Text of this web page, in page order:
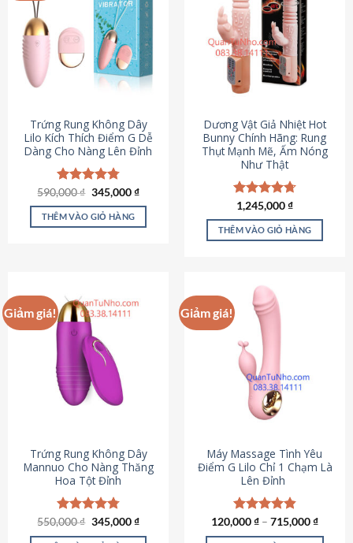
Trứng Rung Không Dây
Lilo Kích Thích Điểm G Dễ
Dàng Cho Nàng Lên Đỉnh
Được xếp
hạng4.79
5 sao
590,000₫ Giá
là:
590,000 ₫.
345,000₫Giá
tại
345,000 ₫.
THÊM VÀO GIỎ HÀNG
Dương Vật Giả Nhiệt Hot
Bunny Chính Hãng: Rung
Thụt Mạnh Mẽ, Ấm Nóng
Như Thật
Được xếp
hạng4.73
5 sao
1,245,000₫
THÊM VÀO GIỎ HÀNG
Giảm giá!
Trứng Rung Không Dây
Mannuo Cho Nàng Thăng
Hoa Tột Đỉnh
Được xếp
hạng4.81
550,000₫ Giá
345,000₫Giá
Giảm giá!
Máy Massage Tình Yêu
Điểm G Lilo Chỉ 1 Chạm Là
Lên Đỉnh
Được xếp
hạng4.85
120,000₫ – 715,000₫